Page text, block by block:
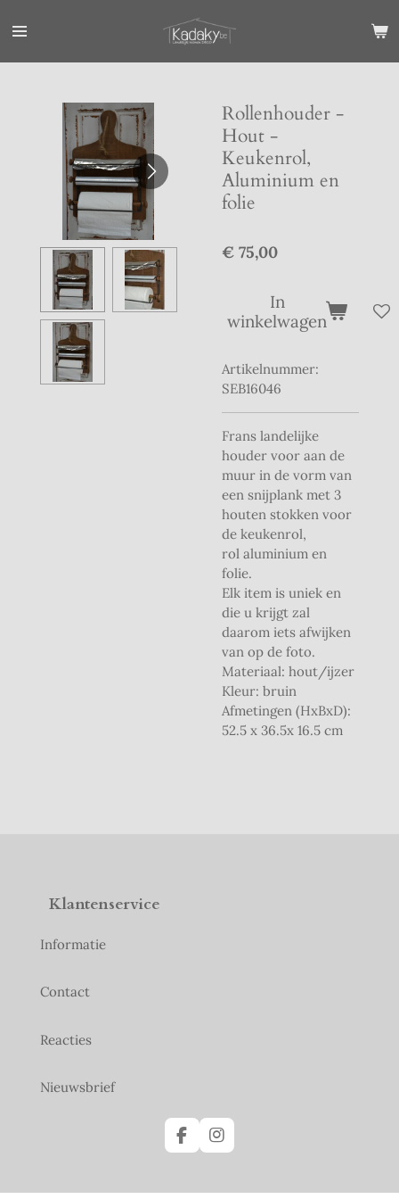
direct
Rollenhouder -
Hout -
Keukenrol,
Aluminium en
folie
€ 75,00
In
winkelwagen
Artikelnummer:
SEB16046
Frans landelijke
houder voor aan de
muur in de vorm van
een snijplank met 3
houten stokken voor
de keukenrol,
rol aluminium en
folie.
Elk item is uniek en
die u krijgt zal
daarom iets afwijken
van op de foto.
Materiaal: hout/ijzer
Kleur: bruin
Afmetingen (HxBxD):
52.5 x 36.5x 16.5 cm
Klantenservice
Informatie
Contact
Reacties
Nieuwsbrief
F
a
e
I
n
t